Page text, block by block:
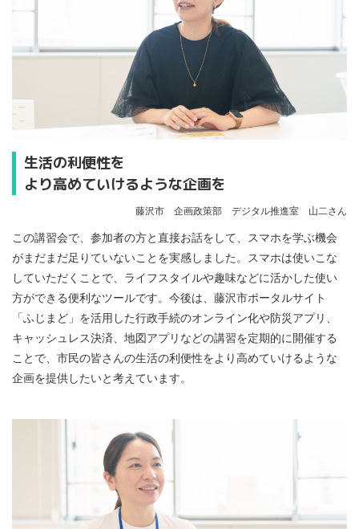
生活の利便性を
より高めていけるような企画を
藤沢市 企画政策部 デジタル推進室 山二さん
この講習会で、参加者の方と直接お話をして、スマホを学ぶ機会
がまだまだ足りていないことを実感しました。スマホは使いこな
していただくことで、ライフスタイルや趣味などに活かした使い
方ができる便利なツールです。今後は、藤沢市ポータルサイト
「ふじまど」を活用した行政手続のオンライン化や防災アプリ、
キャッシュレス決済、地図アプリなどの講習を定期的に開催する
ことで、市民の皆さんの生活の利便性をより高めていけるような
企画を提供したいと考えています。